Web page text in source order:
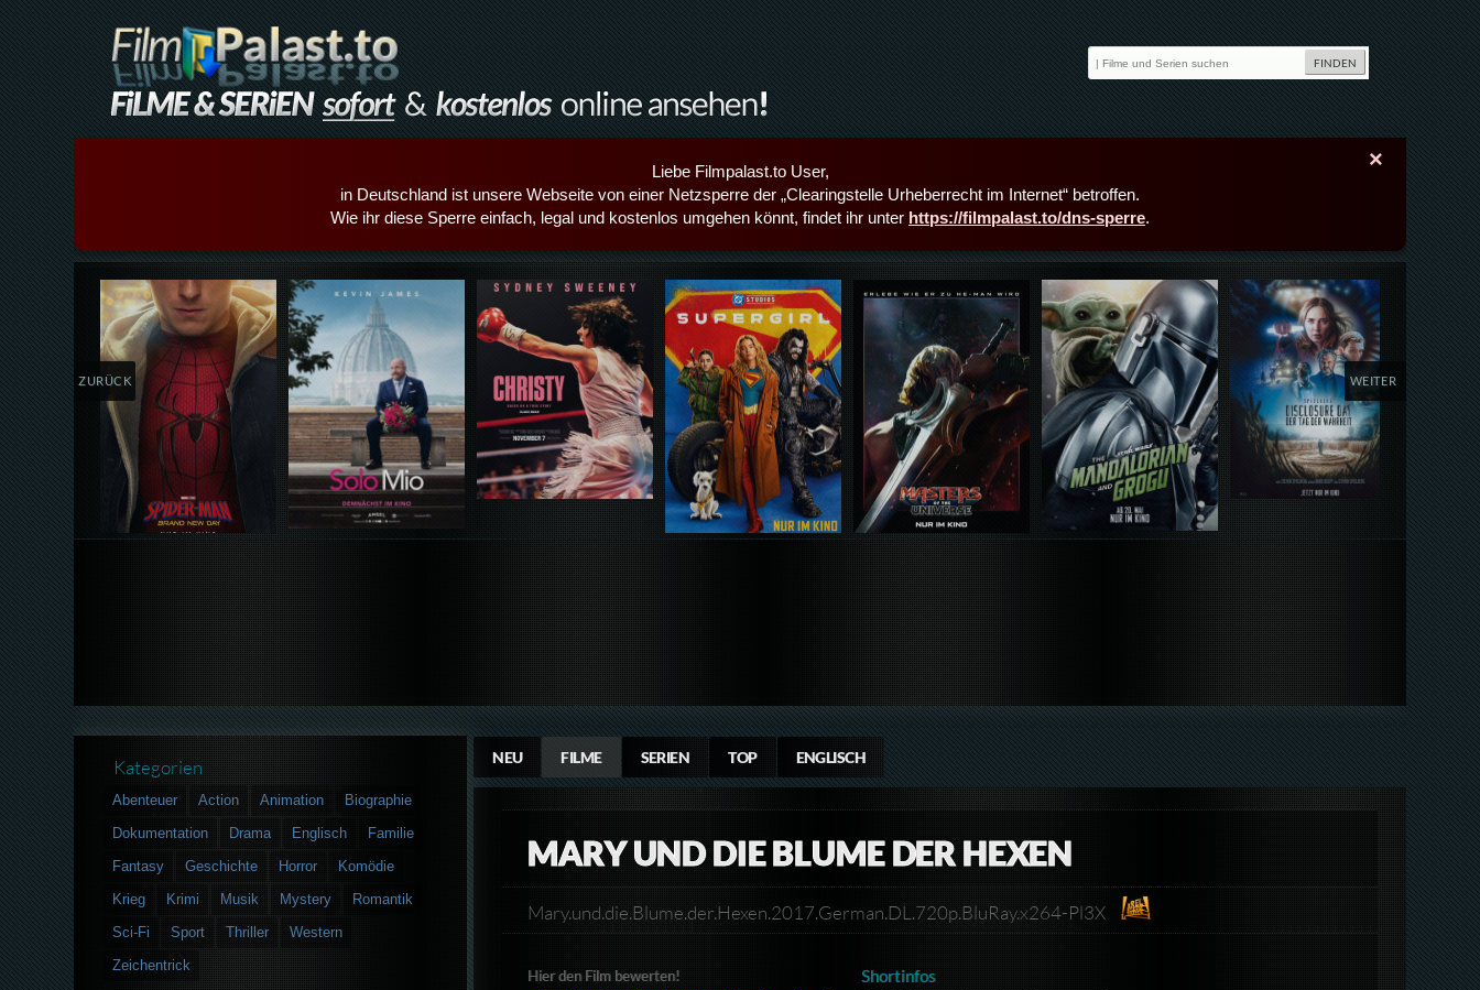
×
Liebe Filmpalast.to User,
in Deutschland ist unsere Webseite von einer Netzsperre der „Clearingstelle Urheberrecht im Internet“ betroffen.
Wie ihr diese Sperre einfach, legal und kostenlos umgehen könnt, findet ihr unter https://filmpalast.to/dns-sperre.
Details,Play Details,Play Details,Play Details,Play Details,Play Details,Play Details,Play
ZURÜCK WEITER
NEU FILME SERIEN TOP ENGLISCH
MARY UND DIE BLUME DER HEXEN
Mary.und.die.Blume.der.Hexen.2017.German.DL.720p.BluRay.x264-Pl3X
Hier den Film bewerten! Shortinfos
Kategorien
Abenteuer Action Animation
Biographie
Dokumentation
Drama Englisch
Familie
Fantasy
Geschichte Horror
Komödie
Krieg
Krimi Musik Mystery
Romantik
Sci-Fi
Sport Thriller
Western
Zeichentrick